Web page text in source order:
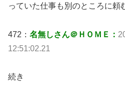
っていた仕事も別のところに頼
472： 名無しさん＠ＨＯＭＥ：
12:51:02.21
続き